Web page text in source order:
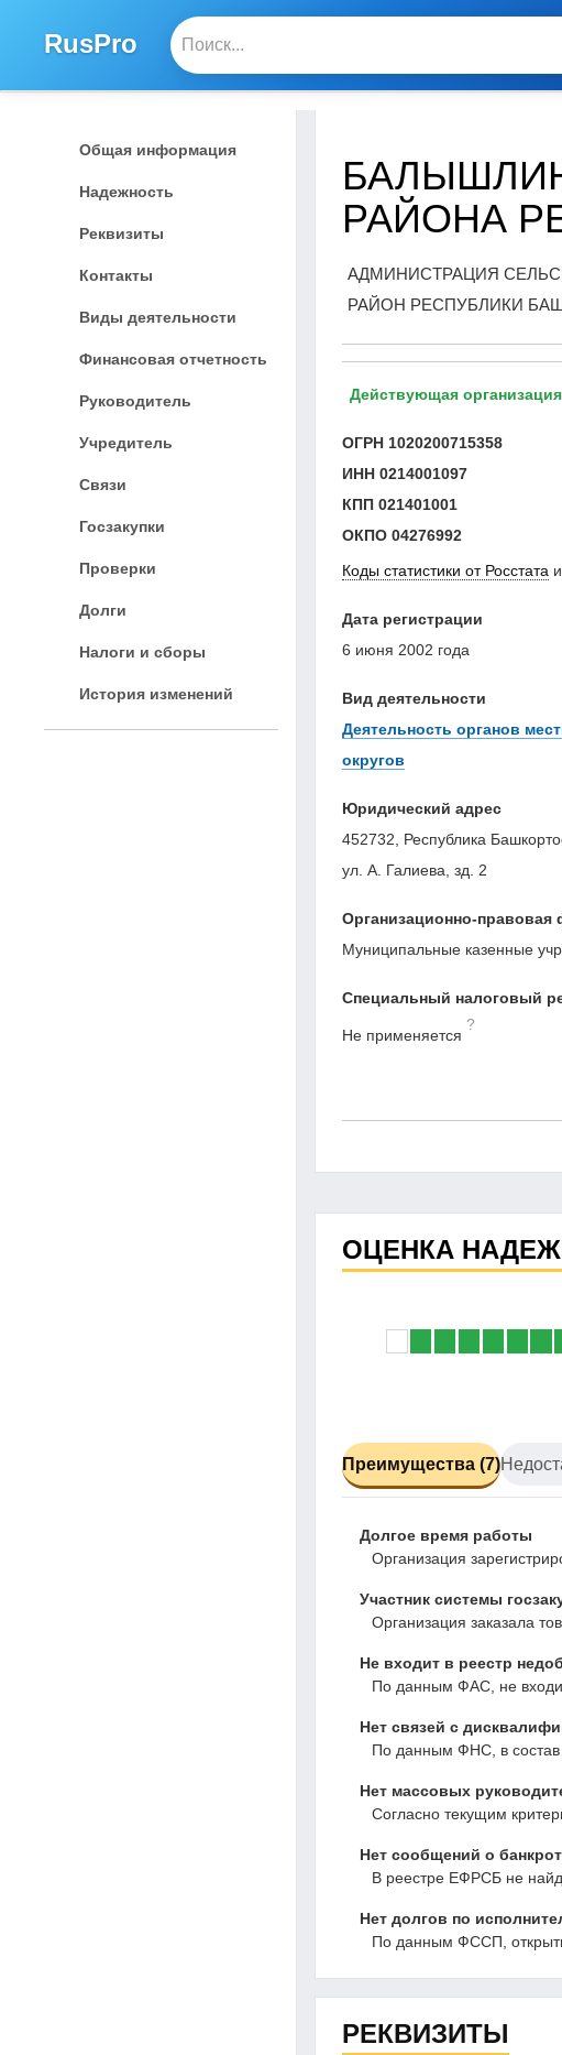
RusPro
Общая информация
Надежность
Реквизиты
Контакты
Виды деятельности
Финансовая отчетность
Руководитель
Учредитель
Связи
Госзакупки
Проверки
Долги
Налоги и сборы
История изменений
РАЙОНА
АДМИНИСТРАЦИЯ
РАЙОН РЕСПУБЛИКИ
Действующая организация
ОГРН 1020200715358
ИНН 0214001097
КПП 021401001
ОКПО 04276992
Коды статистики от Росстата и
Дата регистрации
6 июня 2002 года
Вид деятельности
Деятельность органов
округов
Юридический адрес
452732, Республика
ул. А. Галиева, зд. 2
Организационно-правовая
Муниципальные казенные
Специальный налоговый
Не применяется
?
ОЦЕНКА
Преимущества (7)
Долгое время работы
Организация
Участник системы
Организация заказала
Не входит в реестр
По данным ФАС, не
Нет связей с
По данным ФНС, в состав
Нет массовых
Согласно текущим
Нет сообщений о
В реестре ЕФРСБ не
Нет долгов по
По данным ФССП,
РЕКВИЗИТЫ